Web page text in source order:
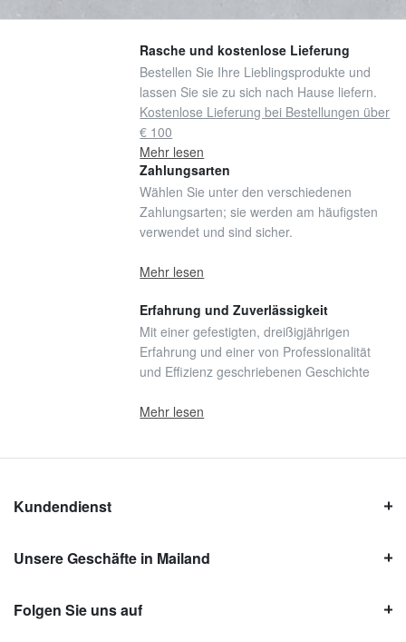
Rasche und kostenlose Lieferung
Bestellen Sie Ihre Lieblingsprodukte und
lassen Sie sie zu sich nach Hause liefern.
Kostenlose Lieferung bei Bestellungen über
€ 100
Mehr lesen
Zahlungsarten
Wählen Sie unter den verschiedenen
Zahlungsarten; sie werden am häufigsten
verwendet und sind sicher.
Mehr lesen
Erfahrung und Zuverlässigkeit
Mit einer gefestigten, dreißigjährigen
Erfahrung und einer von Professionalität
und Effizienz geschriebenen Geschichte
Mehr lesen
Kundendienst
Unsere Geschäfte in Mailand
Folgen Sie uns auf